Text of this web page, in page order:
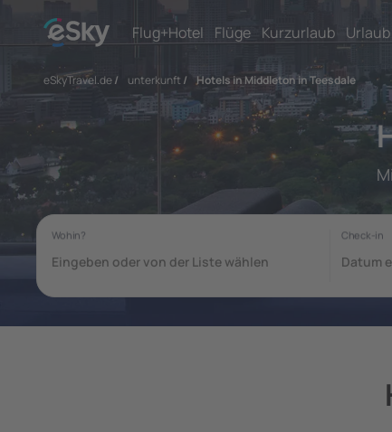
Flug+Hotel Flüge Kurzurlaub Urlaub
eSkyTravel.de/ unterkunft / Hotels in Middleton in Teesdale